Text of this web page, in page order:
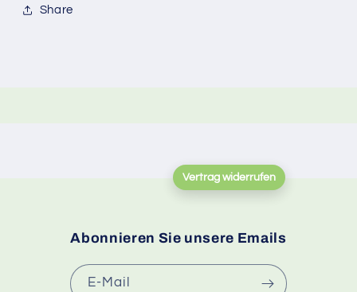
Share
Vertrag widerrufen
Abonnieren Sie unsere Emails
E-Mail